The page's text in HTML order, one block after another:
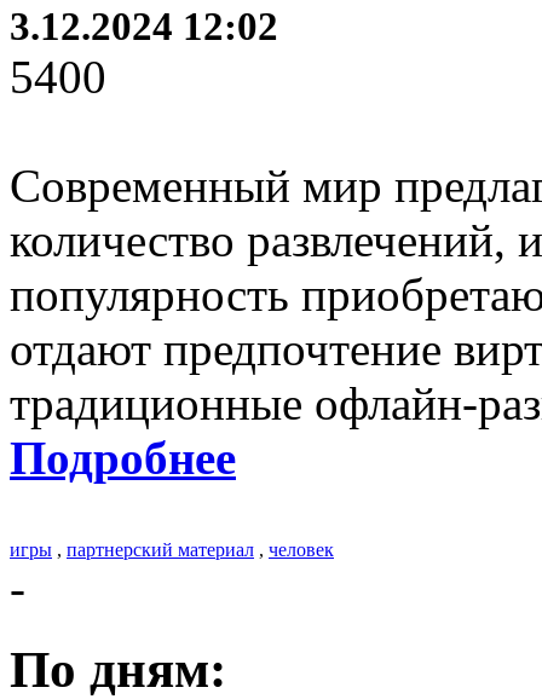
3.12.2024 12:02
5400
Современный мир
количество
популярность
отдают предпочтение
традиционные офлайн-
Подробнее
игры , партнерский материал , человек
-
По дням: